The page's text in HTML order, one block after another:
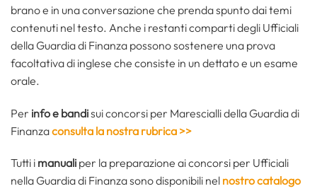
brano e in una conversazione che prenda spunto dai temi
contenuti nel testo. Anche i restanti comparti degli Ufficiali
della Guardia di Finanza possono sostenere una prova
facoltativa di inglese che consiste in un dettato e un esame
orale.
Per info e bandisui concorsi per Marescialli della Guardia di
Finanzaconsulta la nostra rubrica >>
Tutti i manuali per la preparazione ai concorsi per Ufficiali
nella Guardia di Finanza sono disponibili nel nostro catalogo